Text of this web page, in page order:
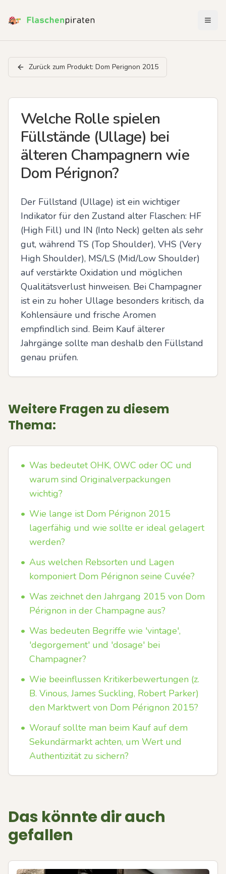
Zurück zum Produkt: Dom Perignon 2015
Welche Rolle spielen
Füllstände (Ullage) bei
älteren Champagnern wie
Dom Pérignon?
Der Füllstand (Ullage) ist ein wichtiger
Indikator für den Zustand alter Flaschen: HF
(High Fill) und IN (Into Neck) gelten als sehr
gut, während TS (Top Shoulder), VHS (Very
High Shoulder), MS/LS (Mid/Low Shoulder)
auf verstärkte Oxidation und möglichen
Qualitätsverlust hinweisen. Bei Champagner
ist ein zu hoher Ullage besonders kritisch, da
Kohlensäure und frische Aromen
empfindlich sind. Beim Kauf älterer
Jahrgänge sollte man deshalb den Füllstand
genau prüfen.
Weitere Fragen zu diesem
Thema:
• Was bedeutet OHK, OWC oder OC und
warum sind Originalverpackungen
wichtig?
• Wie lange ist Dom Pérignon 2015
lagerfähig und wie sollte er ideal gelagert
werden?
• Aus welchen Rebsorten und Lagen
komponiert Dom Pérignon seine Cuvée?
• Was zeichnet den Jahrgang 2015 von Dom
Pérignon in der Champagne aus?
• Was bedeuten Begriffe wie 'vintage',
'degorgement' und 'dosage' bei
Champagner?
• Wie beeinflussen Kritikerbewertungen (z.
B. Vinous, James Suckling, Robert Parker)
den Marktwert von Dom Pérignon 2015?
• Worauf sollte man beim Kauf auf dem
Sekundärmarkt achten, um Wert und
Authentizität zu sichern?
Das könnte dir auch
gefallen